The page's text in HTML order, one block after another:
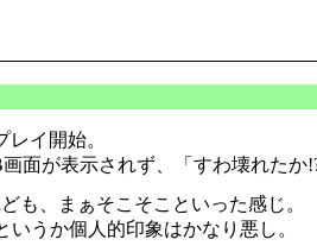
イ開始。
面が表示されず、「すわ壊れた
も、まぁそこそこといった感じ。
うか個人的印象はかなり悪し。